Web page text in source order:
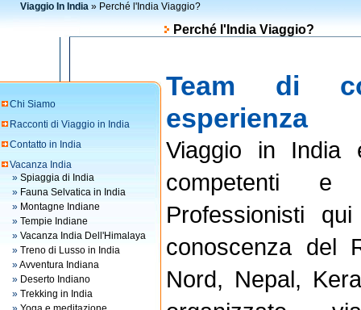
Viaggio In India » Perché l'India Viaggio?
Perché l'India Viaggio?
Chi Siamo
Racconti di Viaggio in India
Contatto in India
Vacanza India
» Spiaggia di India
» Fauna Selvatica in India
» Montagne Indiane
» Tempie Indiane
» Vacanza India Dell'Himalaya
» Treno di Lusso in India
»Avventura Indiana
» Deserto Indiano
» Trekking in India
Team di
esperienza
Viaggio in India
competenti e
Professionisti
conoscenza del
Nord, Nepal,